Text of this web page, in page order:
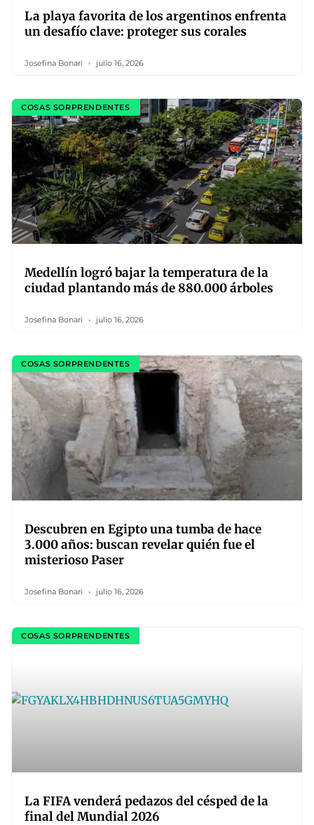
La playa favorita de los argentinos enfrenta
un desafío clave: proteger sus corales
Josefina Bonari julio 16, 2026
COSAS SORPRENDENTES
Medellín logró bajar la temperatura de la
ciudad plantando más de 880.000 árboles
Josefina Bonari julio 16, 2026
COSAS SORPRENDENTES
Descubren en Egipto una tumba de hace
3.000 años: buscan revelar quién fue el
misterioso Paser
Josefina Bonari julio 16, 2026
COSAS SORPRENDENTES
La FIFA venderá pedazos del césped de la
final del Mundial 2026